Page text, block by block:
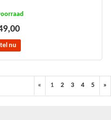
nu
« 1 2 3 4 5 »